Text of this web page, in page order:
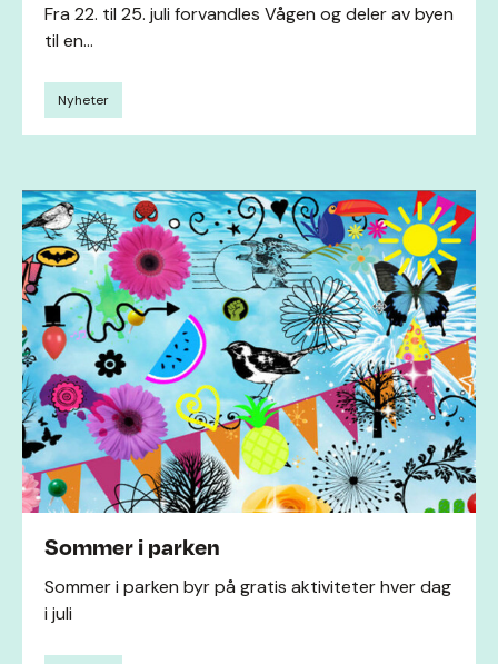
Fra 22. til 25. juli forvandles Vågen og deler av byen
til en...
Nyheter
Sommer i parken
Sommer i parken byr på gratis aktiviteter hver dag
i juli